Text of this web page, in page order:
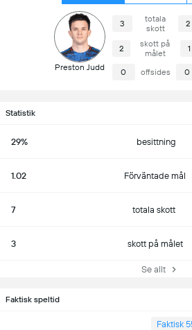
Preston Judd
3
totala
skott
2
2
skott på
målet
1
0 offsides 0
Statistik
29% besittning
1.02 Förväntade mål
7 totala skott
3 skott på målet
Se allt
Faktisk speltid
Faktisk